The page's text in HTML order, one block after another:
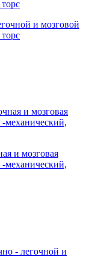
и мозговой
и мозговая
механический,